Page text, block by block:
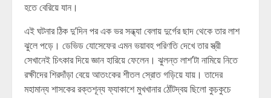
হতে বেরিয়ে যান।
এই ঘটনার ঠিক দু’দিন পর এক ভর সন্ধ্যা বেলায় দুর্গের ছাদ থেকে তার লাশ
ঝুলে পড়ে। ডেভিড যোসেফের এমন ভয়াবহ পরিণতি দেখে তার স্ত্রী
সেখানেই চিৎকার দিয়ে জ্ঞান হারিয়ে ফেলেন। ঝুলন্ত লাশ’টা নামিয়ে নিতে
রক্ষীদের শিরদাঁড়া বেয়ে আতংকের শীতল স্রোত গড়িয়ে যায়। তাদের
মহামান্য শাসকের রক্তশূন্য ফ্যাকাশে মুখখানার ঠোঁটদ্বয় ছিলো কুচকুচে